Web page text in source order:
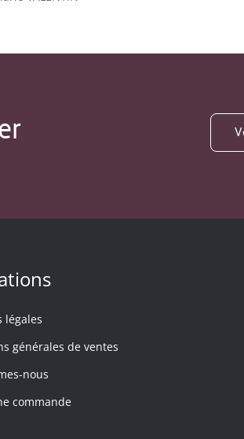
légales
générales de ventes
nous
commande